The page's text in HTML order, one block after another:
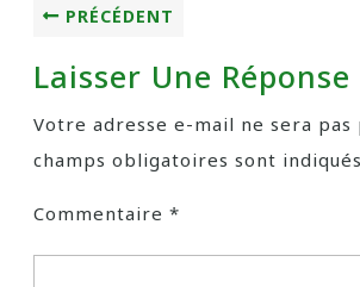
PRÉCÉDENT
Laisser Une Réponse
Votre adresse e-mail ne sera pas
champs obligatoires sont
Commentaire *